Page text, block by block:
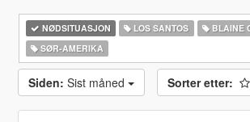
NØDSITUASJON LOS SANTOS BLAINE
SØR-AMERIKA‎
Siden: Sist måned Sorter etter: